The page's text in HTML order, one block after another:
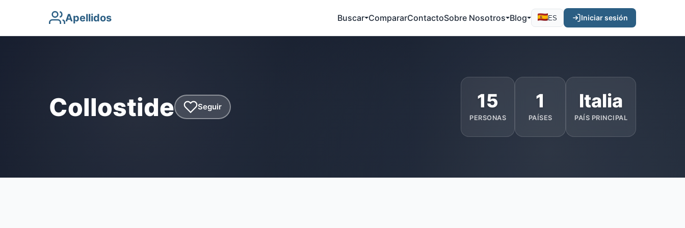
Apellidos Buscar CompararContactoSobre Nosotros Blog ES Iniciar sesión
Collostide Seguir 15
PERSONAS
1
PAÍSES
Italia
PAÍS PRINCIPAL